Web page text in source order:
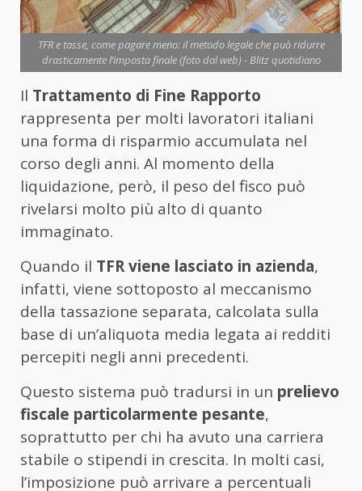
TFR e tasse, come pagare meno: il metodo legale che può ridurre
drasticamente l’imposta finale (foto dal web) - Blitz quotidiano
Il Trattamento di Fine Rapporto
rappresenta per molti lavoratori italiani
una forma di risparmio accumulata nel
corso degli anni. Al momento della
liquidazione, però, il peso del fisco può
rivelarsi molto più alto di quanto
immaginato.
Quando il TFR viene lasciato in azienda,
infatti, viene sottoposto al meccanismo
della tassazione separata, calcolata sulla
base di un’aliquota media legata ai redditi
percepiti negli anni precedenti.
Questo sistema può tradursi in un prelievo
fiscale particolarmente pesante,
soprattutto per chi ha avuto una carriera
stabile o stipendi in crescita. In molti casi,
l’imposizione può arrivare a percentuali